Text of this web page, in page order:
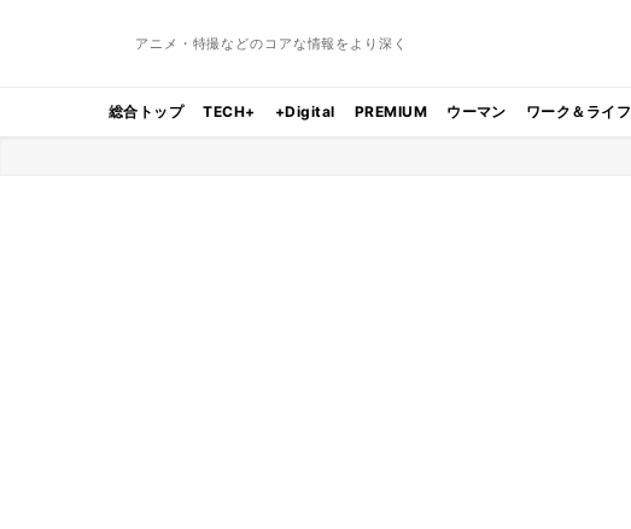
アニメ・特撮などのコアな情報をより深く
総合トップ TECH+ +Digital PREMIUM ウーマン ワーク＆ライフ